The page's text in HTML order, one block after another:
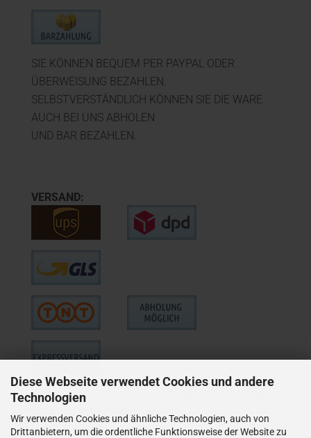
Diese Webseite verwendet Cookies und andere
Technologien
Wir verwenden Cookies und ähnliche Technologien, auch von
Drittanbietern, um die ordentliche Funktionsweise der Website zu
SIE KÖNNEN BEQUEM PER PAYPAL ODER
ÜBERWEISUNG BEZAHLEN.
SELBSTVERSTÄNDLICH KÖNNEN SIE DIE WARE
AUCH BEI UNS ABHOLEN
UND BAR BEZAHLEN.
VERSAND:
WIE VERSENDEN NUR ALS VERSICHERTES PAKET,
BZW. BEI GRÖSSEREN
LIEFERUNGEN ALS VERSICHERTER